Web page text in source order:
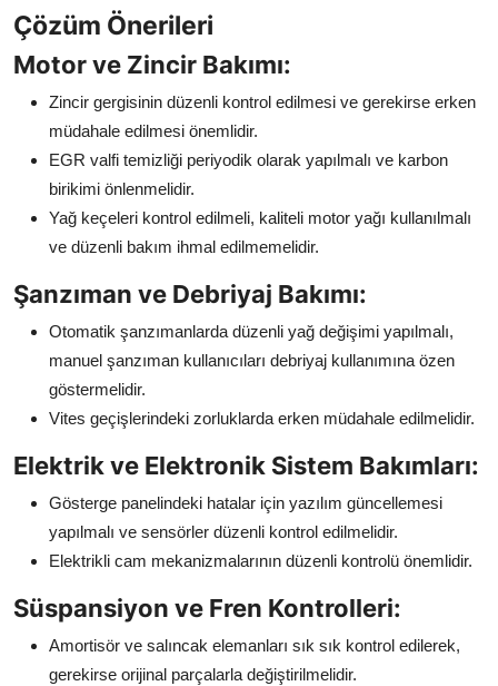
Çözüm Önerileri
Motor ve Zincir Bakımı:
Zincir gergisinin düzenli kontrol edilmesi ve gerekirse erken
müdahale edilmesi önemlidir.
EGR valfi temizliği periyodik olarak yapılmalı ve karbon
birikimi önlenmelidir.
Yağ keçeleri kontrol edilmeli, kaliteli motor yağı kullanılmalı
ve düzenli bakım ihmal edilmemelidir.
Şanzıman ve Debriyaj Bakımı:
Otomatik şanzımanlarda düzenli yağ değişimi yapılmalı,
manuel şanzıman kullanıcıları debriyaj kullanımına özen
göstermelidir.
Vites geçişlerindeki zorluklarda erken müdahale edilmelidir.
Elektrik ve Elektronik Sistem Bakımları:
Gösterge panelindeki hatalar için yazılım güncellemesi
yapılmalı ve sensörler düzenli kontrol edilmelidir.
Elektrikli cam mekanizmalarının düzenli kontrolü önemlidir.
Süspansiyon ve Fren Kontrolleri:
Amortisör ve salıncak elemanları sık sık kontrol edilerek,
gerekirse orijinal parçalarla değiştirilmelidir.